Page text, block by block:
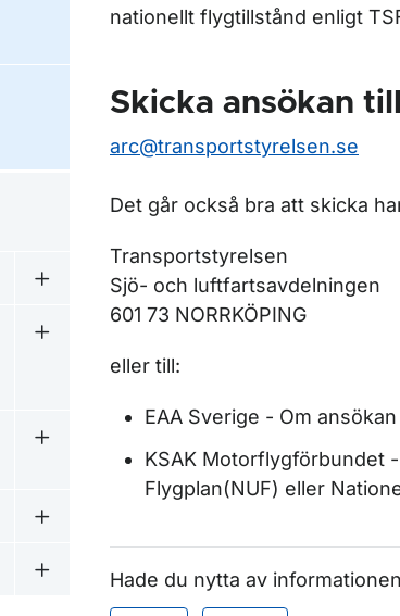
Undermeny för Underhåll
Undermeny för Kombinerad
Undermeny för Inskrivningar i luftfartyg
Undermeny för Kapstadskonventionen
Undermeny för Leasing av luftfartyg
nationellt flygtillstånd enligt
Skicka ansökan
arc@transportstyrelsen.se
Det går också bra att skicka
Transportstyrelsen
Sjö- och luftfartsavdelningen
601 73 NORRKÖPING
eller till:
EAA Sverige - Om
KSAK Motorflygförbundet
Flygplan(NUF) eller
Hade du nytta av